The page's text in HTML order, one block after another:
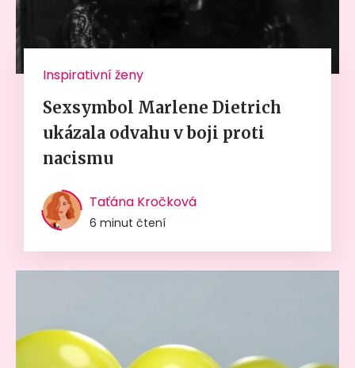
Inspirativní ženy
Sexsymbol Marlene Dietrich
ukázala odvahu v boji proti
nacismu
Taťána Kročková
6 minut čtení